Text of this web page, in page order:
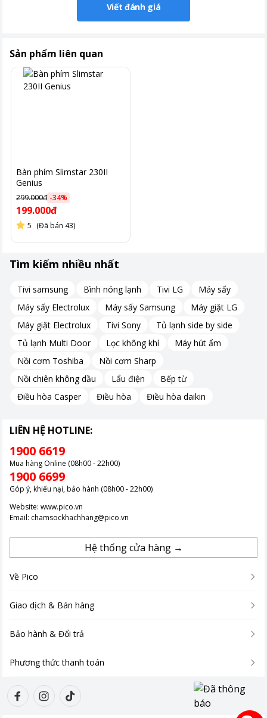
Viết đánh giá
Sản phẩm liên quan
Bàn phím Slimstar 230II
Genius
299.000đ -34%
199.000đ
5 (Đã bán 43)
Tìm kiếm nhiều nhất
Tivi samsung Bình nóng lạnh Tivi LG
Máy sấy
Máy sấy Electrolux
Máy sấy Samsung
Máy giặt LG
Máy giặt Electrolux
Tivi Sony
Tủ lạnh side by side
Tủ lạnh Multi Door
Lọc không khí
Máy hút ẩm
Nồi cơm Toshiba
Nồi cơm Sharp
Nồi chiên không dầu
Lẩu điện
Bếp từ
Điều hòa Casper
Điều hòa Điều hòa daikin
LIÊN HỆ HOTLINE:
1900 6619
Mua hàng Online (08h00 - 22h00)
1900 6699
Góp ý, khiếu nại, bảo hành (08h00 - 22h00)
Website: www.pico.vn
Email: chamsockhachhang@pico.vn
Hệ thống cửa hàng →
Về Pico
Giao dịch & Bán hàng
Bảo hành & Đổi trả
Phương thức thanh toán